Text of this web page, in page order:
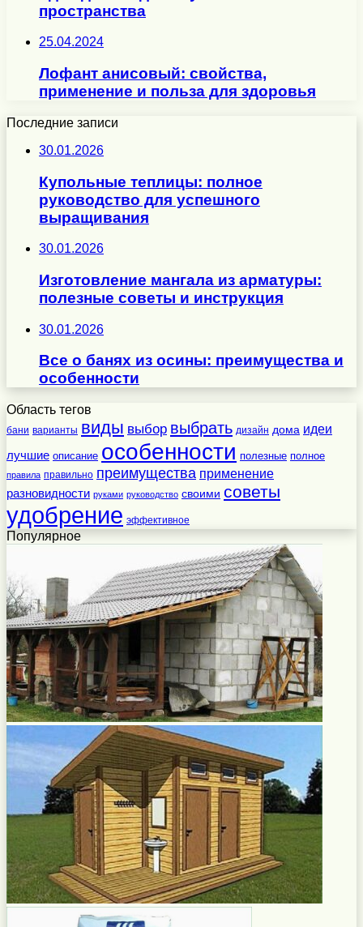
пространства
25.04.2024
Лофант анисовый: свойства,
применение и польза для здоровья
Последние записи
30.01.2026
Купольные теплицы: полное
руководство для успешного
выращивания
30.01.2026
Изготовление мангала из арматуры:
полезные советы и инструкция
30.01.2026
Все о банях из осины: преимущества и
особенности
Область тегов
бани варианты виды выбор выбрать дизайн дома идеи
лучшие описание особенности полезные полное
правила правильно преимущества применение
разновидности руками руководство своими советы
удобрение эффективное
Популярное